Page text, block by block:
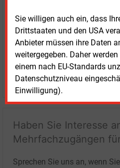
Sie willigen auch ein, dass
Drittstaaten und den USA
Anbieter müssen ihre Daten
weitergegeben. Daher
einem nach EU-Standards
Datenschutzniveau
Einwilligung).
LOGIN
Haben Sie Interesse
Mehrfachzugängen
Sprechen Sie uns an, wenn